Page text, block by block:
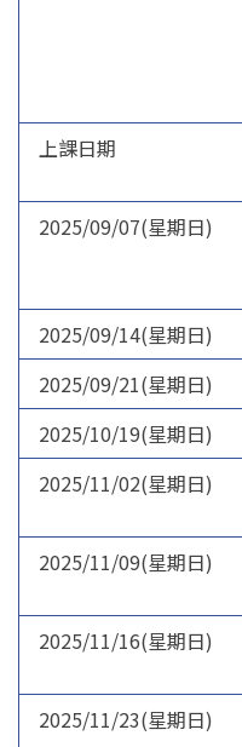
上課日期
2025/09/07(星期日)
2025/09/14(星期日)
2025/09/21(星期日)
2025/10/19(星期日)
2025/11/02(星期日)
2025/11/09(星期日)
2025/11/16(星期日)
2025/11/23(星期日)